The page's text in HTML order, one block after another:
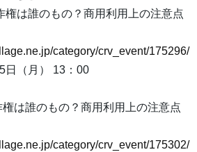
権は誰のもの？商用利用上の注意点
category/crv_event/175296/
日（月） 13：00
権は誰のもの？商用利用上の注意点
category/crv_event/175302/